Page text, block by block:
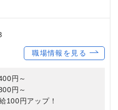
職場情報を見る
円～
円～
100円アップ！